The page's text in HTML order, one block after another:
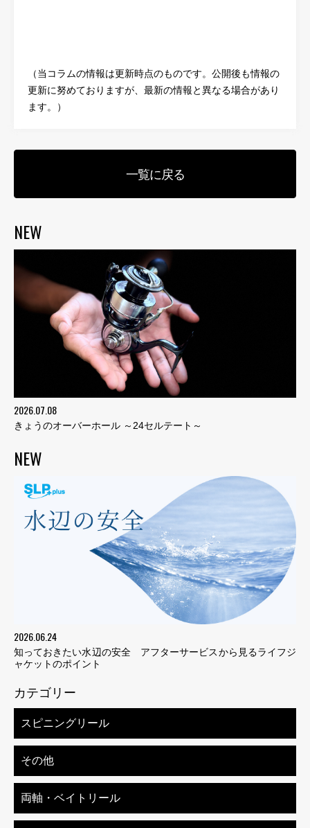
（当コラムの情報は更新時点のものです。公開後も情報の
更新に努めておりますが、最新の情報と異なる場合があり
ます。）
一覧に戻る
NEW
2026.07.08
きょうのオーバーホール ～24セルテート～
NEW
2026.06.24
知っておきたい水辺の安全 アフターサービスから見るライフジ
ャケットのポイント
カテゴリー
スピニングリール
その他
両軸・ベイトリール